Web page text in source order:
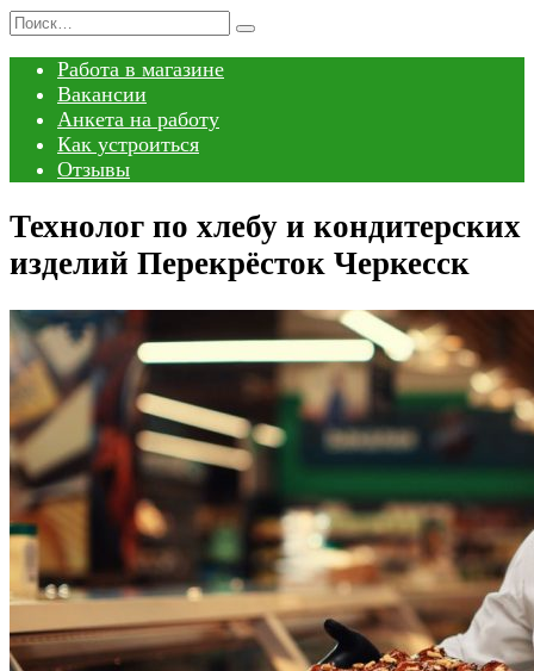
Перейти
содержанию
Search
Работа в магазине
Вакансии
Анкета на работу
Как устроиться
Отзывы
Технолог по хлебу и кондитерских
изделий Перекрёсток Черкесск